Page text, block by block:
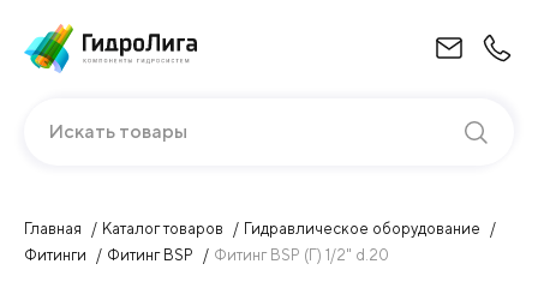
Искать товары
Главная Каталог товаров
Гидравлическое оборудование
Фитинги
Фитинг BSP Фитинг BSP (Г) 1/2" d.20